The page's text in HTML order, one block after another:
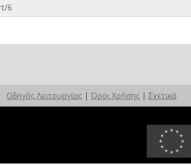
Οδηγός Λειτουργίας | Όροι Χρήσης | Σχετικά